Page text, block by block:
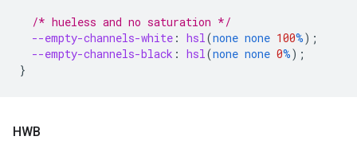
/* hueless and no saturation */
--empty-channels-white : hsl(none none 100%);
--empty-channels-black : hsl(none none 0%);
}
HWB